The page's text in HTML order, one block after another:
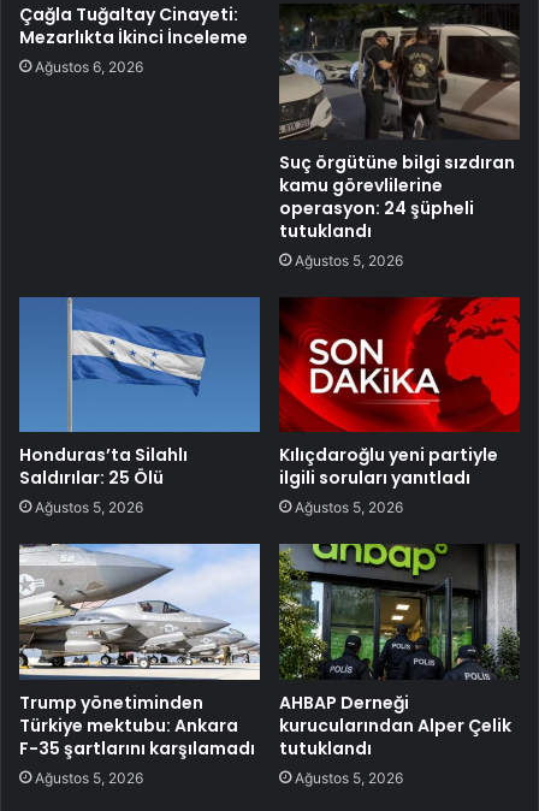
Çağla Tuğaltay Cinayeti:
Mezarlıkta İkinci İnceleme
Ağustos 6, 2026
Suç örgütüne bilgi sızdıran
kamu görevlilerine
operasyon: 24 şüpheli
tutuklandı
Ağustos 5, 2026
Honduras’ta Silahlı
Saldırılar: 25 Ölü
Ağustos 5, 2026
Kılıçdaroğlu yeni partiyle
ilgili soruları yanıtladı
Ağustos 5, 2026
Trump yönetiminden
Türkiye mektubu: Ankara
F-35 şartlarını karşılamadı
Ağustos 5, 2026
AHBAP Derneği
kurucularından Alper Çelik
tutuklandı
Ağustos 5, 2026